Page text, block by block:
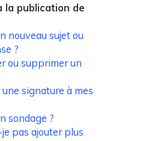
la publication de
nouveau sujet ou
?
ou supprimer un
signature à mes
sondage ?
pas ajouter plus